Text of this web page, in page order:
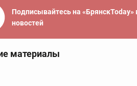
Подписывайтесь на
новостей
материалы